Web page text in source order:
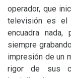
operador, que
televisión es el
encuadra
siempre
impresión de un
rigor de sus